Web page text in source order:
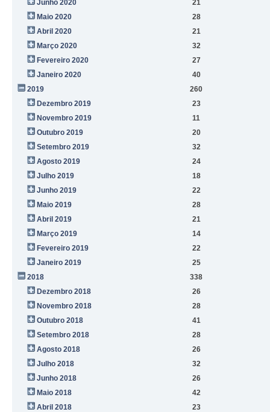
Junho 2020
21
Maio 2020
28
Abril 2020
21
Março 2020
32
Fevereiro 2020
27
Janeiro 2020
40
2019
260
Dezembro 2019
23
Novembro 2019
11
Outubro 2019
20
Setembro 2019
32
Agosto 2019
24
Julho 2019
18
Junho 2019
22
Maio 2019
28
Abril 2019
21
Março 2019
14
Fevereiro 2019
22
Janeiro 2019
25
2018
338
Dezembro 2018
26
Novembro 2018
28
Outubro 2018
41
Setembro 2018
28
Agosto 2018
26
Julho 2018
32
Junho 2018
26
Maio 2018
42
Abril 2018
23